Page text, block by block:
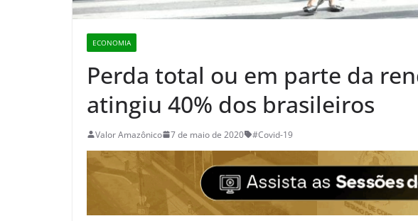
ECONOMIA
Perda total ou em parte da
atingiu 40% dos brasileiros
Valor Amazônico 7 de maio de 2020 #Covid-19